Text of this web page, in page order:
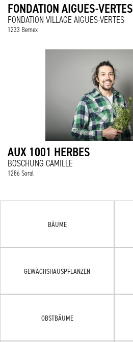
FONDATION AIGUES-VERTES
FONDATION VILLAGE AIGUES-VERTES
1233 Bernex
AUX 1001 HERBES
BOSCHUNG CAMILLE
1286 Soral
BÄUME
GEWÄCHSHAUSPFLANZEN
OBSTBÄUME